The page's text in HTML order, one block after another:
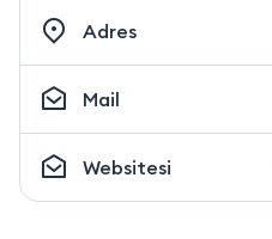
Adres
Mail
Websitesi